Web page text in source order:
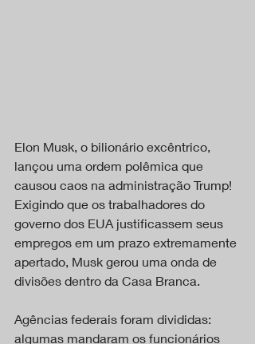
Elon Musk, o bilionário excêntrico,
lançou uma ordem polêmica que
causou caos na administração Trump!
Exigindo que os trabalhadores do
governo dos EUA justificassem seus
empregos em um prazo extremamente
apertado, Musk gerou uma onda de
divisões dentro da Casa Branca.
Agências federais foram divididas:
algumas mandaram os funcionários